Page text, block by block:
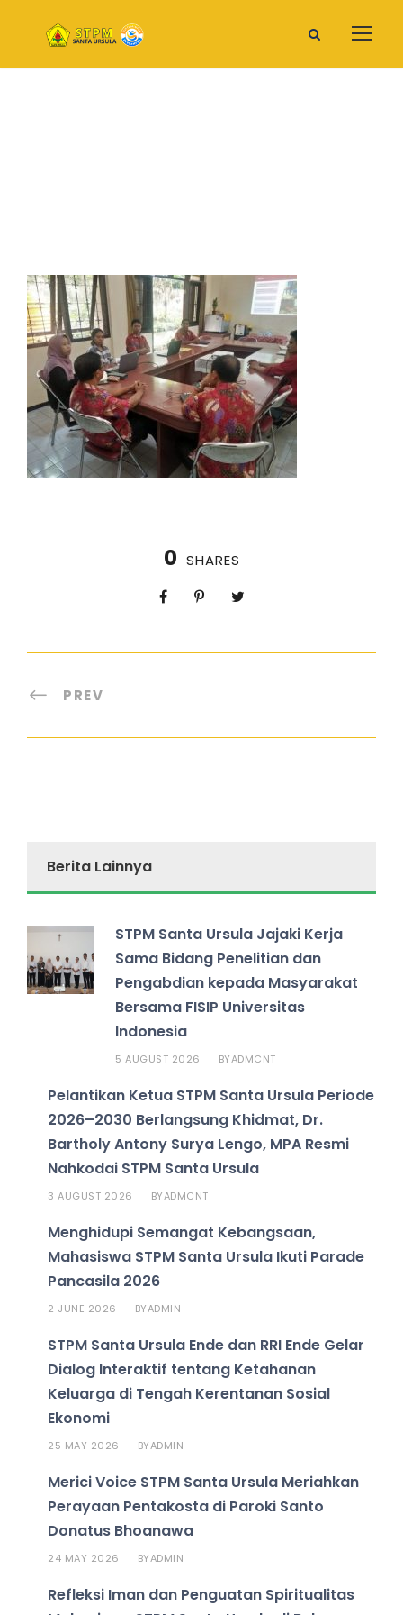
0 SHARES
PREV
Berita Lainnya
STPM Santa Ursula Jajaki Kerja
Sama Bidang Penelitian dan
Pengabdian kepada Masyarakat
Bersama FISIP Universitas
Indonesia
5 AUGUST 2026 BYADMCNT
Pelantikan Ketua STPM Santa Ursula Periode
2026–2030 Berlangsung Khidmat, Dr.
Bartholy Antony Surya Lengo, MPA Resmi
Nahkodai STPM Santa Ursula
3 AUGUST 2026 BYADMCNT
Menghidupi Semangat Kebangsaan,
Mahasiswa STPM Santa Ursula Ikuti Parade
Pancasila 2026
2 JUNE 2026 BYADMIN
STPM Santa Ursula Ende dan RRI Ende Gelar
Dialog Interaktif tentang Ketahanan
Keluarga di Tengah Kerentanan Sosial
Ekonomi
25 MAY 2026 BYADMIN
Merici Voice STPM Santa Ursula Meriahkan
Perayaan Pentakosta di Paroki Santo
Donatus Bhoanawa
24 MAY 2026 BYADMIN
Refleksi Iman dan Penguatan Spiritualitas